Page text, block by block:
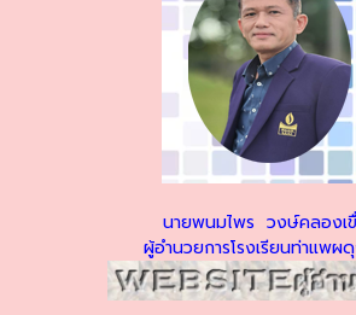
นายพนมไพร วงษ์คลองเ
ผู้อำนวยการโรงเรียนท่าแพผ